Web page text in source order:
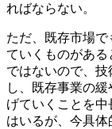
ればならない。
ただ、既存市場
ていくものがあ
ではないので、
し、既存事業の
げていくことを
はいるが、今具体